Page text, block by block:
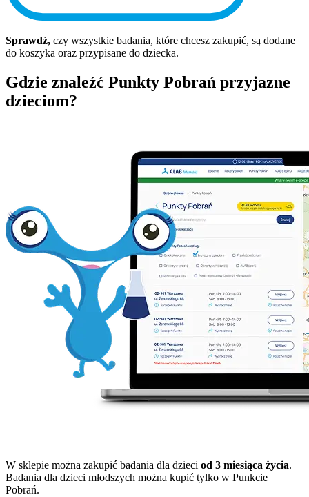
Sprawdź, czy wszystkie badania, które chcesz zakupić, są dodane
do koszyka oraz przypisane do dziecka.
Gdzie znaleźć Punkty Pobrań przyjazne
dzieciom?
W sklepie można zakupić badania dla dzieci od 3 miesiąca życia.
Badania dla dzieci młodszych można kupić tylko w Punkcie
Pobrań.